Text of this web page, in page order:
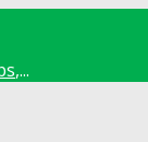
,...